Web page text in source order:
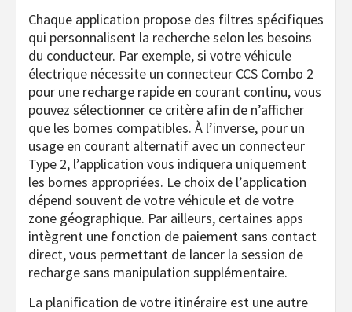
Chaque application propose des filtres spécifiques
qui personnalisent la recherche selon les besoins
du conducteur. Par exemple, si votre véhicule
électrique nécessite un connecteur CCS Combo 2
pour une recharge rapide en courant continu, vous
pouvez sélectionner ce critère afin de n’afficher
que les bornes compatibles. À l’inverse, pour un
usage en courant alternatif avec un connecteur
Type 2, l’application vous indiquera uniquement
les bornes appropriées. Le choix de l’application
dépend souvent de votre véhicule et de votre
zone géographique. Par ailleurs, certaines apps
intègrent une fonction de paiement sans contact
direct, vous permettant de lancer la session de
recharge sans manipulation supplémentaire.
La planification de votre itinéraire est une autre